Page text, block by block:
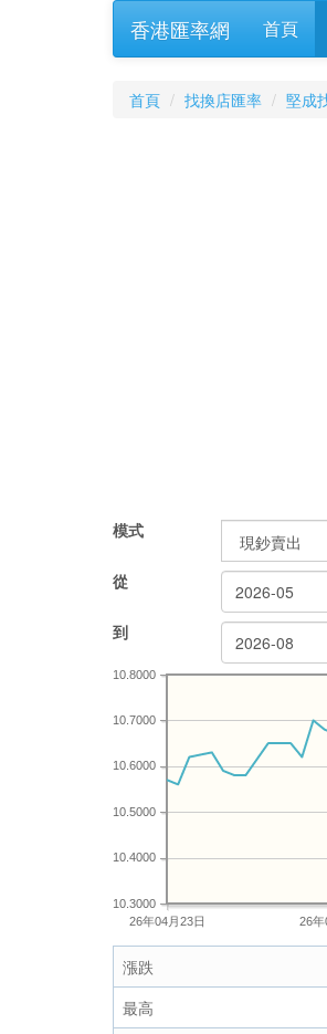
香港匯率網 首頁
首頁 找換店匯率 堅成
模式
從
到
26年04月23日 26年
10.3000
10.4000
10.5000
10.6000
10.7000
10.8000
漲跌
最高